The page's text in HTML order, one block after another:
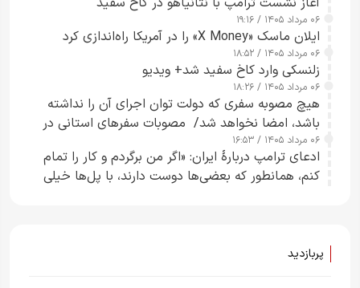
۰۶ مرداد ۱۴۰۵ / ۱۹:۱۶
ایلان ماسک «X Money» را در آمریکا راه‌اندازی کرد
۰۶ مرداد ۱۴۰۵ / ۱۸:۵۲
زلنسکی وارد کاخ سفید شد+ ویدیو
۰۶ مرداد ۱۴۰۵ / ۱۸:۲۶
هیچ مصوبه سفری که دولت توان اجرای آن را نداشته
باشد، امضا نخواهد شد/ مصوبات سفرهای استانی در
چارچوب قانون بودجه است+ عکس
۰۶ مرداد ۱۴۰۵ / ۱۶:۵۳
ادعای ترامپ دربارهٔ ایران: «اگر من برگردم و کار را تمام
کنم، همانطور که بعضی‌ها دوست دارند، با پل‌ها خیلی
پربازدید